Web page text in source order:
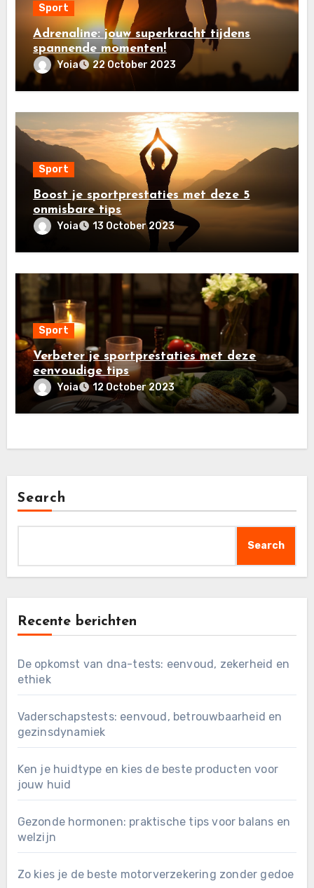
Sport
Adrenaline: jouw superkracht tijdens
spannende momenten!
Yoia 22 October 2023
Sport
Boost je sportprestaties met deze 5
onmisbare tips
Yoia 13 October 2023
Sport
Verbeter je sportprestaties met deze
eenvoudige tips
Yoia 12 October 2023
Search
Search
Recente berichten
De opkomst van dna-tests: eenvoud, zekerheid en
ethiek
Vaderschapstests: eenvoud, betrouwbaarheid en
gezinsdynamiek
Ken je huidtype en kies de beste producten voor
jouw huid
Gezonde hormonen: praktische tips voor balans en
welzijn
Zo kies je de beste motorverzekering zonder gedoe